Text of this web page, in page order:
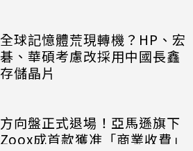
全球記憶體荒現轉機？HP、宏
碁、華碩考慮改採用中國長鑫
存儲晶片
方向盤正式退場！亞馬遜旗下
Zoox成首款獲准「商業收費」